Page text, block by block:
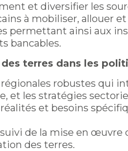
et diversifier les
à mobiliser, allouer
permettant ainsi aux
bancables.
terres dans les
robustes qui
et les stratégies
et besoins
de la mise en
des terres.